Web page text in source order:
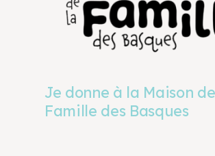
Je donne à la Maison
Famille des Basques